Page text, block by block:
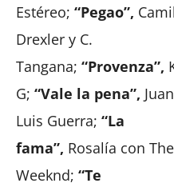
Estéreo; “Pegao”,
Drexler y C.
Tangana; “Provenza”,
G; “Vale la pena”, Juan
Luis Guerra; “La
fama”, Rosalía con The
Weeknd; “Te